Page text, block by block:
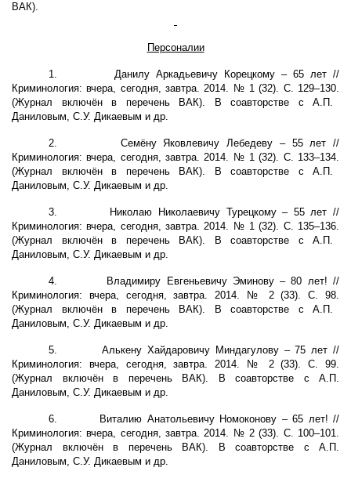
ВАК).
Персоналии
1.
Данилу Аркадьевичу Корецкому – 65 лет //
Криминология: вчера, сегодня, завтра. 2014. № 1 (32). С. 129–130.
(Журнал включён в перечень ВАК). В соавторстве с А.П.
Даниловым, С.У. Дикаевым и др.
2.
Семёну Яковлевичу Лебедеву – 55 лет //
Криминология: вчера, сегодня, завтра. 2014. № 1 (32). С. 133–134.
(Журнал включён в перечень ВАК). В соавторстве с А.П.
Даниловым, С.У. Дикаевым и др.
3.
Николаю Николаевичу Турецкому – 55 лет //
Криминология: вчера, сегодня, завтра. 2014. № 1 (32). С. 135–136.
(Журнал включён в перечень ВАК). В соавторстве с А.П.
Даниловым, С.У. Дикаевым и др.
4.
Владимиру Евгеньевичу Эминову – 80 лет! //
Криминология: вчера, сегодня, завтра. 2014. № 2 (33). С. 98.
(Журнал включён в перечень ВАК). В соавторстве с А.П.
Даниловым, С.У. Дикаевым и др.
5.
Алькену Хайдаровичу Миндагулову – 75 лет //
Криминология: вчера, сегодня, завтра. 2014. № 2 (33). С. 99.
(Журнал включён в перечень ВАК). В соавторстве с А.П.
Даниловым, С.У. Дикаевым и др.
6.
Виталию Анатольевичу Номоконову – 65 лет! //
Криминология: вчера, сегодня, завтра. 2014. № 2 (33). С. 100–101.
(Журнал включён в перечень ВАК). В соавторстве с А.П.
Даниловым, С.У. Дикаевым и др.